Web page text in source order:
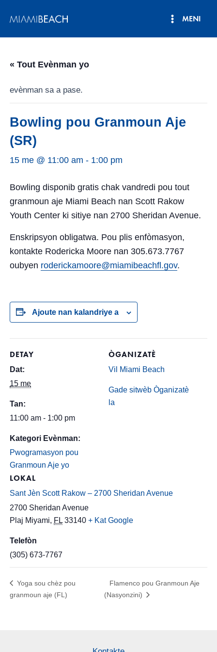
nan
MENI
« Tout Evènman yo
evènman sa a pase.
Bowling pou Granmoun Aje
(SR)
15 me @ 11:00 am - 1:00 pm
Bowling disponib gratis chak vandredi pou tout
granmoun aje Miami Beach nan Scott Rakow
Youth Center ki sitiye nan 2700 Sheridan Avenue.
Enskripsyon obligatwa. Pou plis enfòmasyon,
kontakte Rodericka Moore nan 305.673.7767
oubyen roderickamoore@miamibeachfl.gov.
Ajoute nan kalandriye a
DETAY
Dat:
15 me
Tan:
11:00 am - 1:00 pm
Kategori Evènman:
Pwogramasyon pou
Granmoun Aje yo
LOKAL
Sant Jèn Scott Rakow – 2700 Sheridan Avenue
2700 Sheridan Avenue
Plaj Miyami, FL 33140 + Kat Google
Telefòn
(305) 673-7767
ÒGANIZATÈ
Vil Miami Beach
Gade sitwèb Òganizatè
la
Yoga sou chèz pou
granmoun aje (FL)
Flamenco pou Granmoun Aje
(Nasyonzini)